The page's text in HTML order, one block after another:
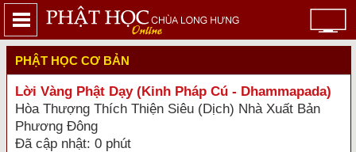
PHẬT HỌC CƠ BẢN
Lời Vàng Phật Dạy (Kinh Pháp Cú - Dhammapada)
Hòa Thượng Thích Thiện Siêu (Dịch) Nhà Xuất Bản
Phương Đông
Đã cập nhật: 0 phút